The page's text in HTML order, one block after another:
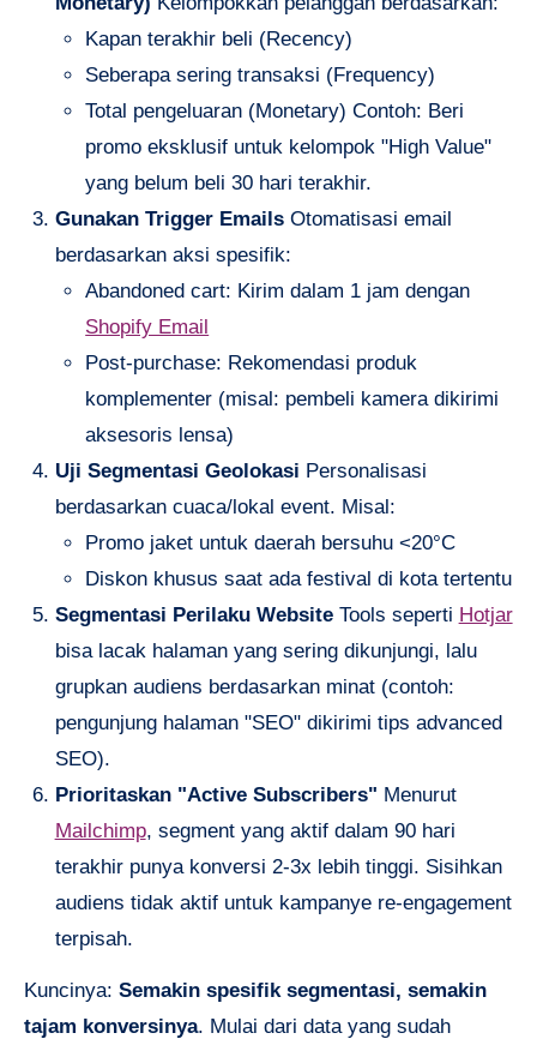
Kapan terakhir beli (Recency)
Seberapa sering transaksi (Frequency)
Total pengeluaran (Monetary) Contoh: Beri
promo eksklusif untuk kelompok "High Value"
yang belum beli 30 hari terakhir.
Gunakan Trigger EmailsOtomatisasi email
berdasarkan aksi spesifik:
Abandoned cart: Kirim dalam 1 jam dengan
Shopify Email
Post-purchase: Rekomendasi produk
komplementer (misal: pembeli kamera dikirimi
aksesoris lensa)
Uji Segmentasi Geolokasi Personalisasi
berdasarkan cuaca/lokal event. Misal:
Promo jaket untuk daerah bersuhu <20°C
Diskon khusus saat ada festival di kota tertentu
Segmentasi Perilaku WebsiteTools seperti Hotjar
bisa lacak halaman yang sering dikunjungi, lalu
grupkan audiens berdasarkan minat (contoh:
pengunjung halaman "SEO" dikirimi tips advanced
SEO).
Prioritaskan "Active Subscribers" Menurut
Mailchimp, segment yang aktif dalam 90 hari
terakhir punya konversi 2-3x lebih tinggi. Sisihkan
audiens tidak aktif untuk kampanye re-engagement
terpisah.
Kuncinya: Semakin spesifik segmentasi, semakin
tajam konversinya. Mulai dari data yang sudah